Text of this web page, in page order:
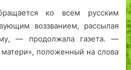
ко всем русским
воззванием, рассылая
— продолжала газета. —
положенный на слова